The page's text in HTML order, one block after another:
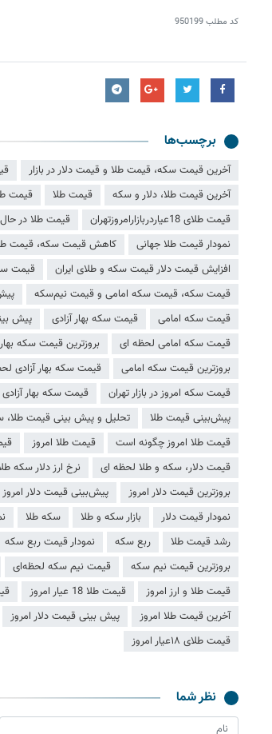
کد مطلب950199
برچسب‌ها
آخرین قیمت سکه، قیمت طلا و قیمت دلار در بازار
آخرین قیمت طلا، دلار و سکه
قیمت طلا قیمت طلای
قیمت طلای 18عیاردربازارامروزتهران
قیمت طلا در
نمودار قیمت طلا جهانی
کاهش قیمت سکه، قیمت طلا
افزایش قیمت دلار قیمت سکه و طلای ایران
قیمت
قیمت سکه، قیمت سکه امامی و قیمت نیم‌سکه
قیمت سکه امامی
قیمت سکه بهار آزادی پیش
قیمت سکه امامی لحظه ای
بروزترین قیمت سکه
بروزترین قیمت سکه امامی
قیمت سکه بهار آزادی
قیمت سکه امروز در بازار تهران
قیمت سکه بهار آزادی
پیش‌بینی قیمت طلا
تحلیل و پیش بینی قیمت طلا،
قیمت طلا امروز چگونه است
قیمت طلا امروز
قیمت دلار، سکه و طلا لحظه ای
نرخ ارز دلار سکه
بروزترین قیمت دلار امروز
پیش‌بینی قیمت دلار
نمودار قیمت دلار
بازار سکه و طلا سکه طلا
رشد قیمت طلا
ربع سکه نمودار قیمت ربع سکه
بروزترین قیمت نیم سکه
قیمت نیم سکه لحظه‌ای
قیمت طلا و ارز امروز
قیمت طلا 18 عیار امروز
آخرین قیمت طلا امروز
پیش بینی قیمت دلار امروز
قیمت طلای ۱۸عیار امروز
نظر شما